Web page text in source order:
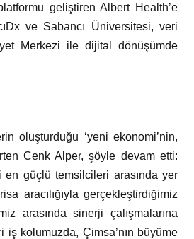
geliştiren Albert Health’e
ve Sabancı Üniversitesi, veri
Merkezi ile dijital dönüşümde
oluşturduğu ‘yeni ekonomi’nin,
Cenk Alper, şöyle devam etti:
en güçlü temsilcileri arasında yer
aracılığıyla gerçekleştirdiğimiz
arasında sinerji çalışmalarına
iş kolumuzda, Çimsa’nın büyüme